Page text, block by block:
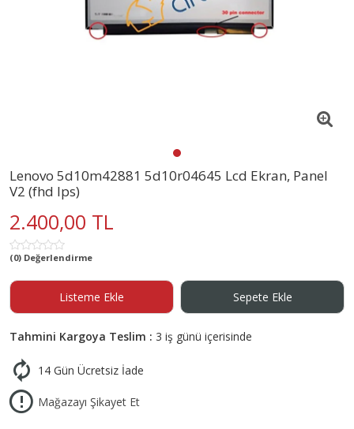
Lenovo 5d10m42881 5d10r04645 Lcd Ekran, Panel
V2 (fhd Ips)
2.400,00 TL
(0) Değerlendirme
Listeme Ekle Sepete Ekle
Tahmini Kargoya Teslim : 3 iş günü içerisinde
14 Gün Ücretsiz İade
Mağazayı Şikayet Et